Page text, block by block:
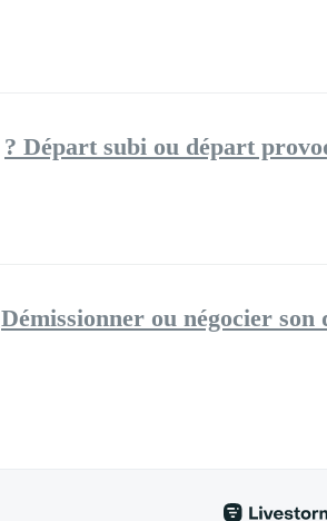
Départ subi ou départ
Démissionner ou négocier